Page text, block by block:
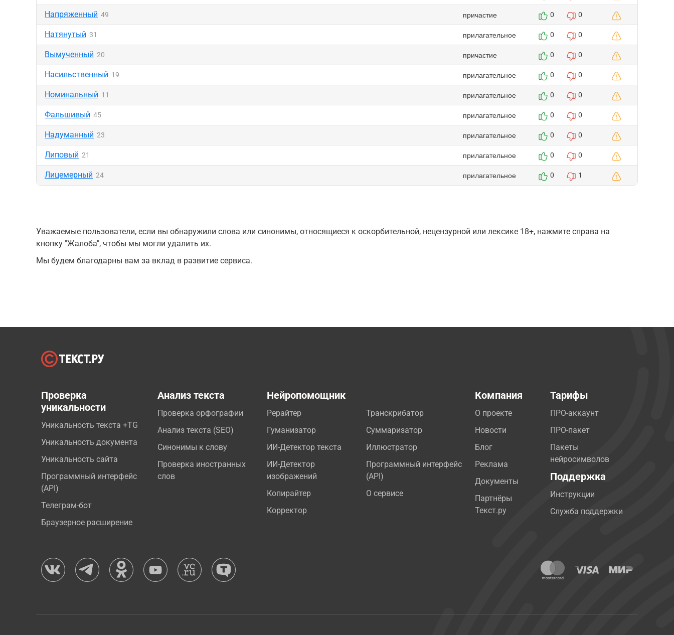
Напряженный 49 причастие 0 0
Натянутый 31 прилагательное 0 0
Вымученный 20 причастие 0 0
Насильственный 19 прилагательное 0 0
Номинальный 11 прилагательное 0 0
Фальшивый 45 прилагательное 0 0
Надуманный 23 прилагательное 0 0
Липовый 21 прилагательное 0 0
Лицемерный 24 прилагательное 0 1
Уважаемые пользователи, если вы обнаружили слова или синонимы, относящиеся к оскорбительной, нецензурной или лексике 18+, нажмите справа на
кнопку "Жалоба", чтобы мы могли удалить их.
Мы будем благодарны вам за вклад в развитие сервиса.
Проверка
уникальности
Уникальность текста +TG
Уникальность документа
Уникальность сайта
Программный интерфейс
(API)
Телеграм-бот
Браузерное расширение
Анализ текста
Проверка орфографии
Анализ текста (SEO)
Синонимы к слову
Проверка иностранных
слов
Нейропомощник
Рерайтер
Гуманизатор
ИИ-Детектор текста
ИИ-Детектор
изображений
Копирайтер
Корректор
Транскрибатор
Суммаризатор
Иллюстратор
Программный интерфейс
(API)
О сервисе
Компания
О проекте
Новости
Блог
Реклама
Документы
Партнёры
Текст.ру
Тарифы
ПРО-аккаунт
ПРО-пакет
Пакеты
нейросимволов
Поддержка
Инструкции
Служба поддержки